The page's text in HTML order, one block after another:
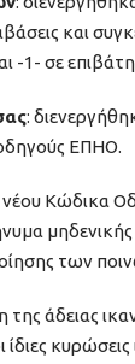
και
-1- σε
:
ΕΠΗΟ.
νέου Κώδικα
των
άδειας